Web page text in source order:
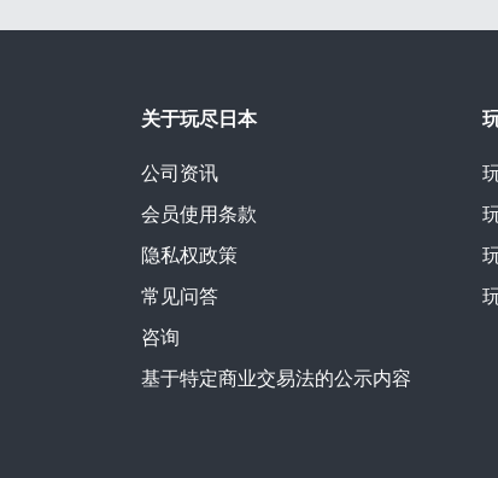
关于玩尽日本
公司资讯
会员使用条款
隐私权政策
常见问答
咨询
基于特定商业交易法的公示内容